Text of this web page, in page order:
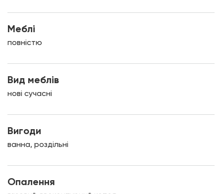
Меблі
повністю
Вид меблів
нові сучасні
Вигоди
ванна, роздільні
Опалення